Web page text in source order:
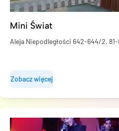
Mini Świat
Aleja Niepodległości 642-644/2,
Zobacz więcej